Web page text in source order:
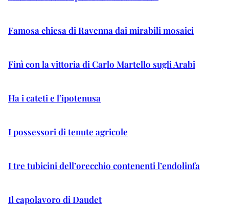
Famosa chiesa di Ravenna dai mirabili mosaici
Finì con la vittoria di Carlo Martello sugli Arabi
Ha i cateti e l’ipotenusa
I possessori di tenute agricole
I tre tubicini dell’orecchio contenenti l’endolinfa
Il capolavoro di Daudet